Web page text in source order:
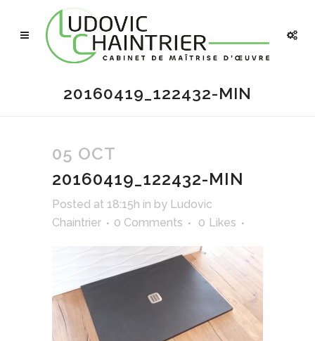
20160419_122432-MIN
05 OCT
20160419_122432-MIN
Posted at 18:15h in by Ludovic
Chaintrier
0 Comments 0 Likes